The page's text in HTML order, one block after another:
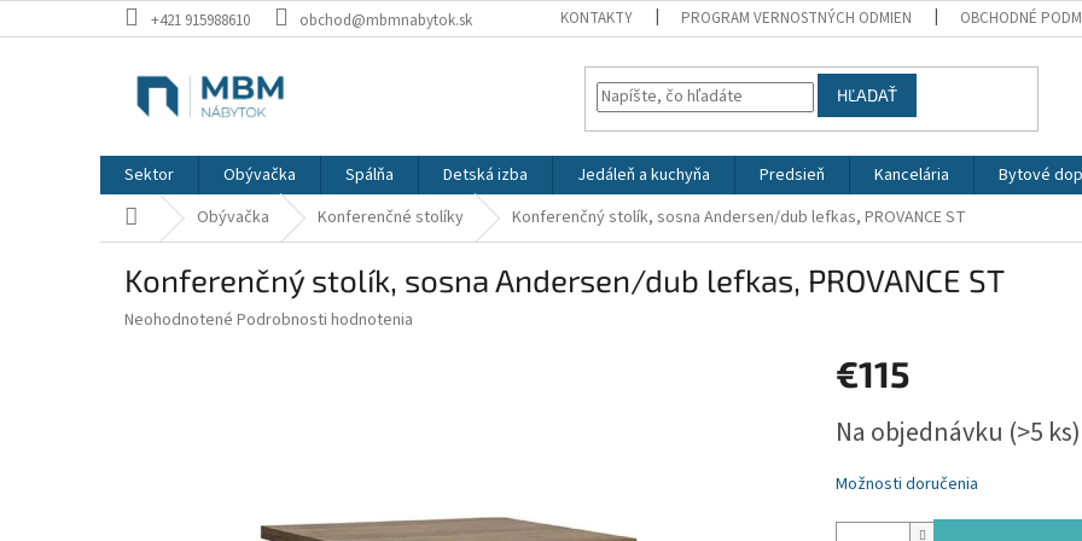
na
+421 915988610 obchod@mbmnabytok.sk KONTAKTY PROGRAM VERNOSTNÝCH ODMIEN OBCHODNÉ
HĽADAŤ
Sektor Obývačka Spálňa Detská izba Jedáleň a kuchyňa Predsieň Kancelária Bytové
Domov Obývačka Konferenčné stolíky Konferenčný stolík, sosna Andersen/dub lefkas, PROVANCE ST
Konferenčný stolík, sosna Andersen/dub lefkas, PROVANCE ST
Priemerné
Neohodnotené Podrobnosti hodnotenia
€115
cena:
Na objednávku (>5 ks)
Možnosti doručenia